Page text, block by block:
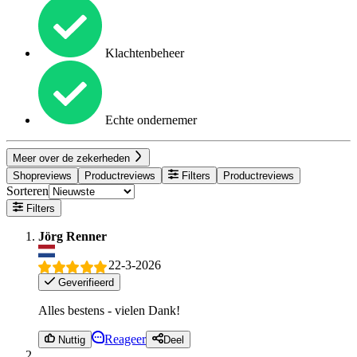
Klachtenbeheer
Echte ondernemer
Meer over de zekerheden
Shopreviews
Productreviews Filters Productreviews
Sorteren
Filters
Jörg Renner
22-3-2026
Geverifieerd
Alles bestens - vielen Dank!
Nuttig Reageer Deel